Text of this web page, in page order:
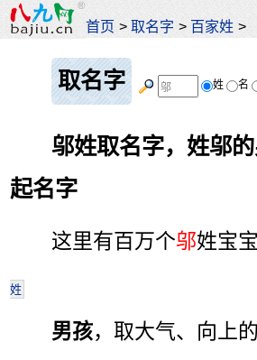
首页 >取名字 > 百家姓 >
取名字 姓 名
邬姓取名字，姓邬
起名字
这里有百万个邬姓宝
姓
男孩，取大气、向上的